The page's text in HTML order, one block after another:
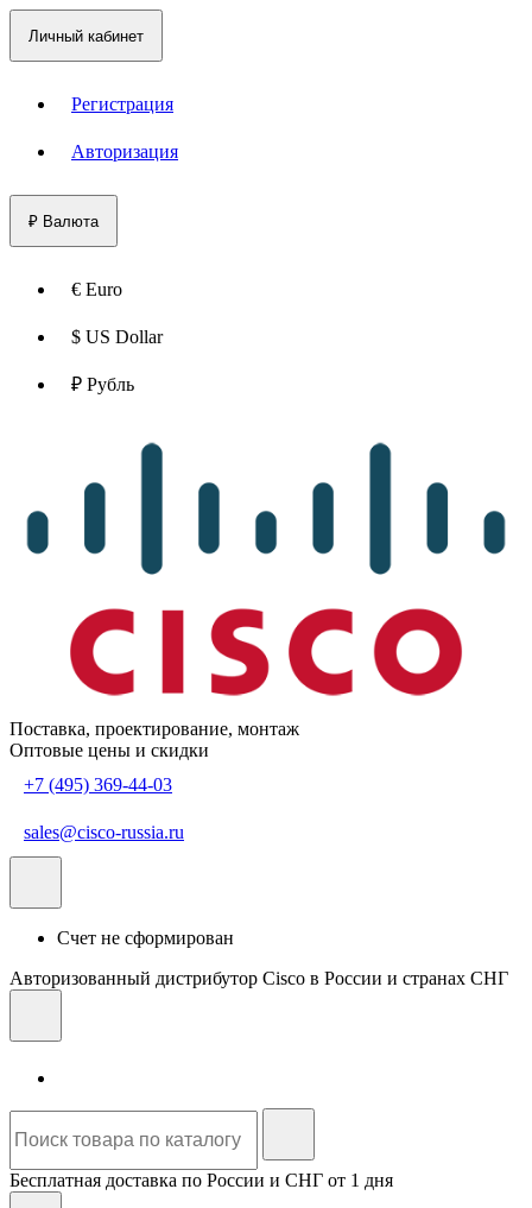
Личный кабинет
Регистрация
Авторизация
₽ Валюта
€ Euro
$ US Dollar
₽ Рубль
Поставка, проектирование, монтаж
Оптовые цены и скидки
+7 (495) 369-44-03
sales@cisco-russia.ru
Счет не сформирован
Авторизованный дистрибутор Cisco в России и странах СНГ
Бесплатная доставка по России и СНГ от 1 дня